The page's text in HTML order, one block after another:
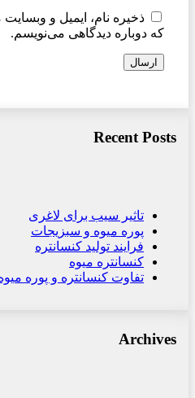
ذخیره نام، ایمیل و
که دوباره دیدگاهی می‌نویسم.
ارسال
Recent Posts
تاثیر سیب برای لاغری
پوره میوه و سبزیجات
فرایند تولید کنسانتره
کنسانتره میوه
تفاوت کنسانتره و پوره
Archives